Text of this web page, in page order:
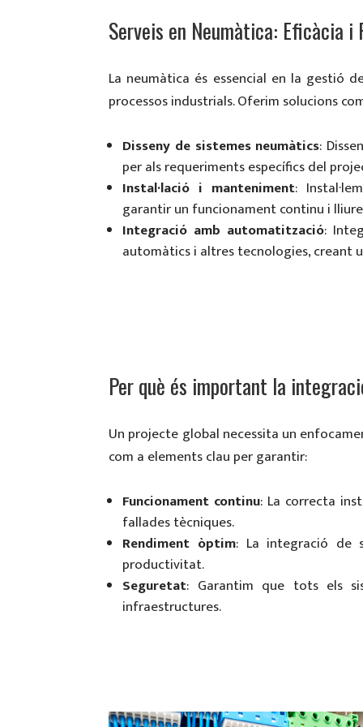
Serveis en Neumàtica: Eficàcia
La neumàtica és essencial en la gestió
processos industrials. Oferim solucions
Disseny de sistemes neumàtics:
per als requeriments específics del
Instal·lació i manteniment:
garantir un funcionament continu i
Integració amb automatització:
automàtics i altres tecnologies, creant
Per què és important la
Un projecte global necessita un
com a elements clau per garantir:
Funcionament continu: La correcta
fallades tècniques.
Rendiment òptim: La integració de
productivitat.
Seguretat: Garantim que tots els
infraestructures.